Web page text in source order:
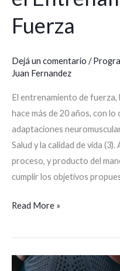
Fuerza
Dejá un comentario /
Juan Fernandez
El entrenamiento de
hace más de 20 años, con
adaptaciones
Salud y la calidad de vida
proceso, y producto del
cumplir los objetivos
Read More »
Prescripción